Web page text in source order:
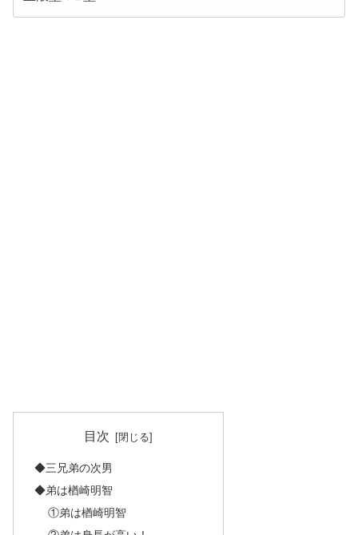
目次
◆三兄弟の次男
◆弟は楢崎明智
①弟は楢崎明智